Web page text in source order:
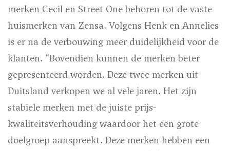
merken Cecil en Street Onebehoren tot de vaste
huismerken van Zensa. Volgens Henk en Annelies
is er na de verbouwing meer duidelijkheid voor de
klanten. “Bovendien kunnen de merken beter
gepresenteerd worden. Deze twee merken uit
Duitsland verkopen we al vele jaren. Het zijn
stabiele merken met de juiste prijs-
kwaliteitsverhouding waardoor het een grote
doelgroep aanspreekt. Deze merken hebben een